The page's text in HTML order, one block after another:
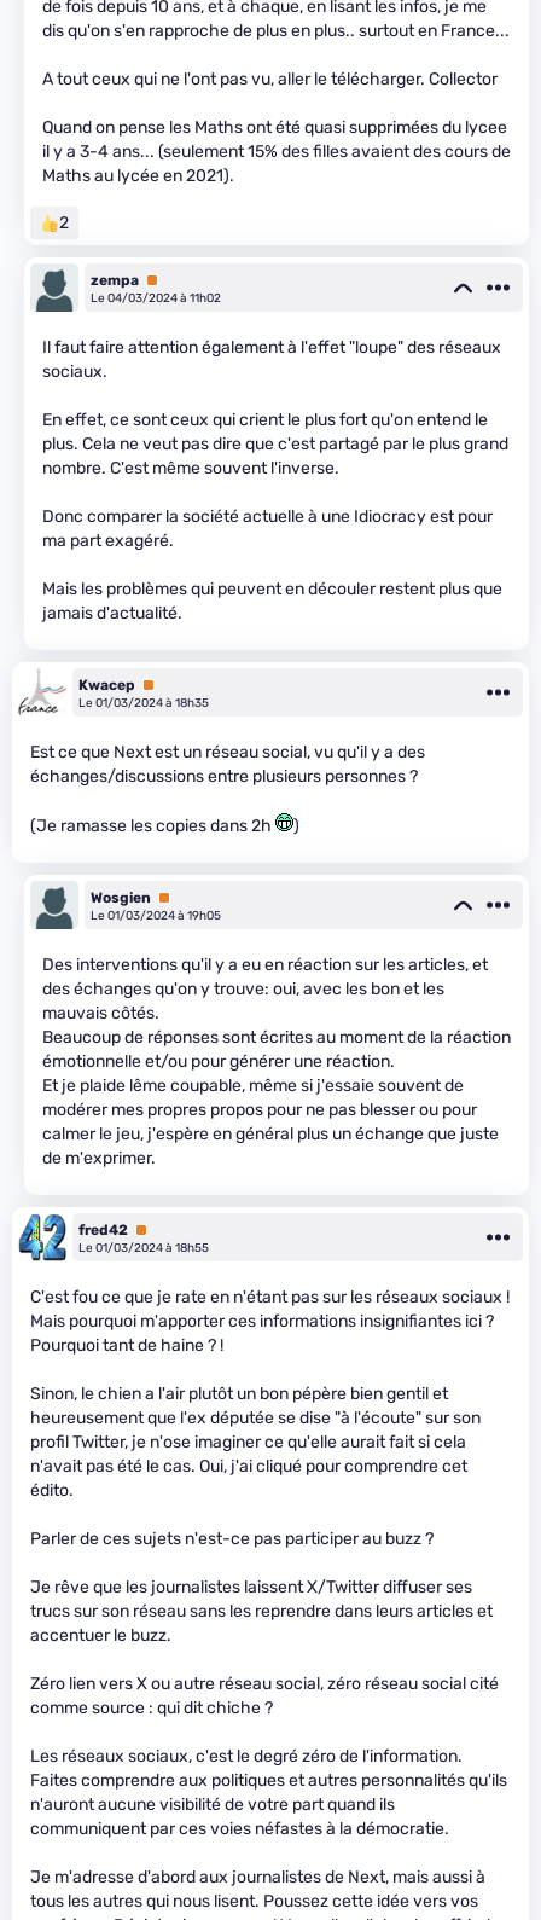
de fois depuis 10 ans, et à chaque, en lisant les infos, je me
dis qu'on s'en rapproche de plus en plus.. surtout en France...
A tout ceux qui ne l'ont pas vu, aller le télécharger. Collector
Quand on pense les Maths ont été quasi supprimées du lycee
il y a 3-4 ans... (seulement 15% des filles avaient des cours de
Maths au lycée en 2021).
2
zempa Premium
Le 04/03/2024 à 11h02
Il faut faire attention également à l'effet "loupe" des réseaux
sociaux.
En effet, ce sont ceux qui crient le plus fort qu'on entend le
plus. Cela ne veut pas dire que c'est partagé par le plus grand
nombre. C'est même souvent l'inverse.
Donc comparer la société actuelle à une Idiocracy est pour
ma part exagéré.
Mais les problèmes qui peuvent en découler restent plus que
jamais d'actualité.
Kwacep
Premium
Le 01/03/2024 à 18h35
Est ce que Next est un réseau social, vu qu'il y a des
échanges/discussions entre plusieurs personnes ?
(Je ramasse les copies dans 2h )
Wosgien
Premium
Le 01/03/2024 à 19h05
Des interventions qu'il y a eu en réaction sur les articles, et
des échanges qu'on y trouve: oui, avec les bon et les
mauvais côtés.
Beaucoup de réponses sont écrites au moment de la réaction
émotionnelle et/ou pour générer une réaction.
Et je plaide lême coupable, même si j'essaie souvent de
modérer mes propres propos pour ne pas blesser ou pour
calmer le jeu, j'espère en général plus un échange que juste
de m'exprimer.
fred42 Premium
Le 01/03/2024 à 18h55
C'est fou ce que je rate en n'étant pas sur les réseaux sociaux !
Mais pourquoi m'apporter ces informations insignifiantes ici ?
Pourquoi tant de haine ? !
Sinon, le chien a l'air plutôt un bon pépère bien gentil et
heureusement que l'ex députée se dise "à l'écoute" sur son
profil Twitter, je n'ose imaginer ce qu'elle aurait fait si cela
n'avait pas été le cas. Oui, j'ai cliqué pour comprendre cet
édito.
Parler de ces sujets n'est-ce pas participer au buzz ?
Je rêve que les journalistes laissent X/Twitter diffuser ses
trucs sur son réseau sans les reprendre dans leurs articles et
accentuer le buzz.
Zéro lien vers X ou autre réseau social, zéro réseau social cité
comme source : qui dit chiche ?
Les réseaux sociaux, c'est le degré zéro de l'information.
Faites comprendre aux politiques et autres personnalités qu'ils
n'auront aucune visibilité de votre part quand ils
communiquent par ces voies néfastes à la démocratie.
Je m'adresse d'abord aux journalistes de Next, mais aussi à
tous les autres qui nous lisent. Poussez cette idée vers vos